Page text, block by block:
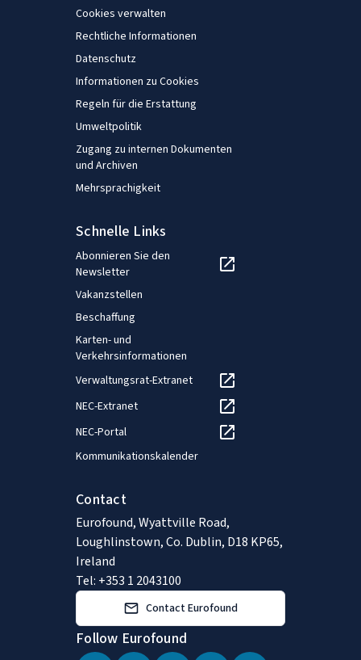
Cookies verwalten
Rechtliche Informationen
Datenschutz
Informationen zu Cookies
Regeln für die Erstattung
Umweltpolitik
Zugang zu internen Dokumenten
und Archiven
Mehrsprachigkeit
Schnelle Links
Abonnieren Sie den
Newsletter
Vakanzstellen
Beschaffung
Karten- und
Verkehrsinformationen
Verwaltungsrat-Extranet
NEC-Extranet
NEC-Portal
Kommunikationskalender
Contact
Eurofound, Wyattville Road,
Loughlinstown, Co. Dublin, D18 KP65,
Ireland
Tel: +353 1 2043100
Contact Eurofound
Follow Eurofound